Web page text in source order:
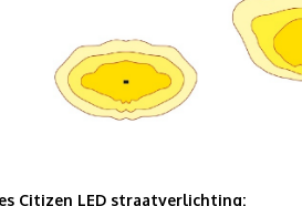
Citizen LED straatverlichting: